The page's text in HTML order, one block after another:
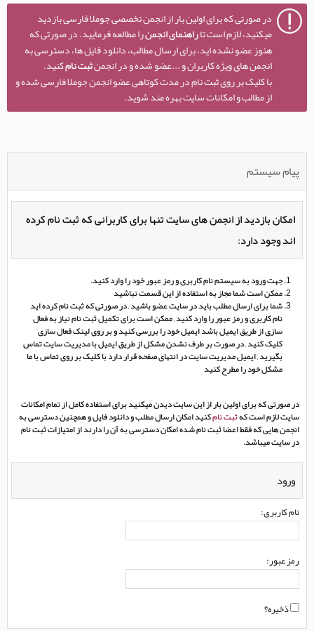
در صورتی که برای اولین بار از انجمن تخصصی جوملا فارسی بازدید
میکنید، لازم است تاراهنمای انجمنرا مطالعه فرمایید. در صورتی که
هنوز عضو نشده اید، برای ارسال مطالب، دانلود فایل ها، دسترسی به
انجمن های ویژه کاربران و ...عضو شده و در انجمنثبت نامکنید.
با کلیک بر روی ثبت نام در مدت کوتاهی عضو انجمن جوملا فارسی شده و
از مطالب و امکانات سایت بهره مند شوید.
پیام سیستم
امکان بازدید از انجمن های سایت تنها برای کاربرانی که ثبت نام کرده
اند وجود دارد:
جهت ورود به سیستم نام کاربری و رمز عبور خود را وارد کنید.
ممکن است شما مجاز به استفاده از این قسمت نباشید
شما برای ارسال مطلب باید در سایت عضو باشید , در صورتی که ثبت نام کرده اید
نام کاربری و رمز عبور را وارد کنید , ممکن است برای تکمیل ثبت نام نیاز به فعال
سازی از طریق ایمیل باشد ایمیل خود را بررسی کنید و بر روی لینک فعال سازی
کلیک کنید , در صورت بر طرف نشدن مشکل از طریق ایمیل با مدیریت سایت تماس
بگیرید , ایمیل مدیریت سایت در انتهای صفحه قرار دارد با کلیک بر روی تماس با ما
مشکل خود را مطرح کنید
در صورتی که برای اولین بار از این سایت دیدن میکنید برای استفاده کامل از تمام امکانات
سایت لازم است کهثبت نامکنید امکان ارسال مطلب و دانلود فایل و همچنین دسترسی به
انجمن هایی که فقط اعضا ثبت نام شده امکان دسترسی به آن را دارند از امتیازات ثبت نام
در سایت میباشد.
ورود
نام کاربری:
رمز عبور:
ذخیره؟